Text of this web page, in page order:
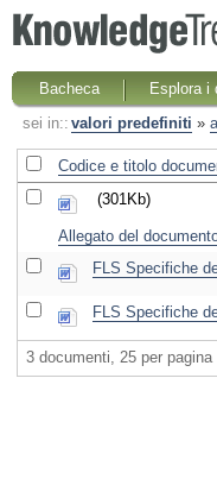
Bacheca Esplora i
sei in:: valori predefiniti »
Codice e titolo
Allegato del
(301Kb)
FLS Specifiche
FLS Specifiche
3 documenti, 25 per pagina